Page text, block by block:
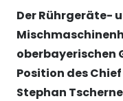
Der Rührgeräte-
oberbayerischen
Position des
Stephan